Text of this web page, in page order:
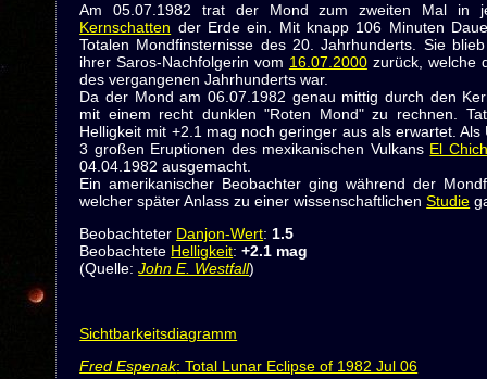
Am 05.07.1982 trat der Mond zum zweiten Mal in
Kernschatten der Erde ein. Mit knapp 106 Minuten
Totalen Mondfinsternisse des 20. Jahrhunderts. Sie
ihrer Saros-Nachfolgerin vom 16.07.2000zurück, welche
des vergangenen Jahrhunderts war.
Da der Mond am 06.07.1982 genau mittig durch den
mit einem recht dunklen "Roten Mond" zu rechnen.
Helligkeit mit +2.1 mag noch geringer aus als erwartet.
3 großen Eruptionen des mexikanischen Vulkans El
04.04.1982 ausgemacht.
Ein amerikanischer Beobachter ging während der
welcher später Anlass zu einer wissenschaftlichenStudie
Beobachteter Danjon-Wert: 1.5
Beobachtete Helligkeit:+2.1 mag
(Quelle:John E. Westfall)
Sichtbarkeitsdiagramm
Fred Espenak: Total Lunar Eclipse of 1982 Jul 06